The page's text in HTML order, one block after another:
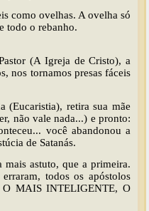
como ovelhas. A ovelha só
todo o rebanho.
(A Igreja de Cristo), a
nos tornamos presas fáceis
(Eucaristia), retira sua mãe
não vale nada...) e pronto:
você abandonou a
de Satanás.
mais astuto, que a primeira.
todos os apóstolos
MAIS INTELIGENTE, O